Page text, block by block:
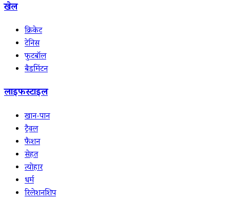
खेल
क्रिकेट
टेनिस
फुटबॉल
बैडमिंटन
लाइफस्टाइल
खान-पान
ट्रैवल
फैशन
सेहत
त्योहार
धर्म
रिलेशनशिप